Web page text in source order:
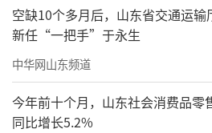
吐量20.7亿吨，连续3
个“首位”“第一”“最大
海洋发展的绝对实力。
空缺10个多月后，山东省交通运输
新任“一把手”于永生
中华网山东频道
今年前十个月，山东社会消费品零
同比增长5.2%